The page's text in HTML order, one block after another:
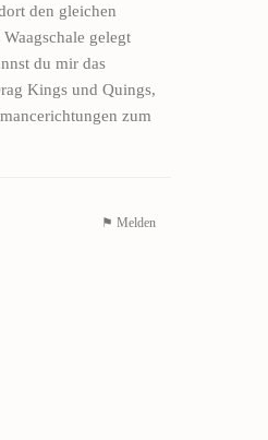
den gleichen
gelegt
du mir das
Kings und Quings,
zum
⚑ Melden